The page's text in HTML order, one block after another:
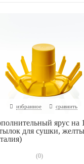
избранное сравнить
ярус на
для сушки,
(0)